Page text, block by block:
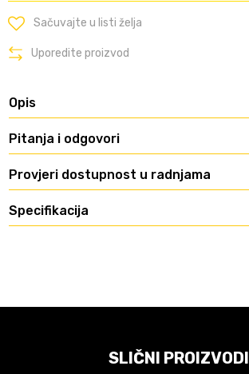
Sačuvajte u listi želja
Uporedite proizvod
Opis
Pitanja i odgovori
Provjeri dostupnost u radnjama
Specifikacija
SLIČNI PROIZVODI